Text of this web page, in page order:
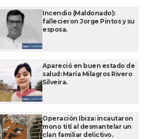
Incendio (Maldonado):
fallecieron Jorge Pintos y su
esposa.
Apareció en buen estado de
salud: María Milagros Rivero
Silveira.
Operación Ibiza: incautaron
mono tití al desmantelar un
clan familiar delictivo.